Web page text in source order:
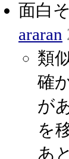
面白
araran
類
確
が
を
あ